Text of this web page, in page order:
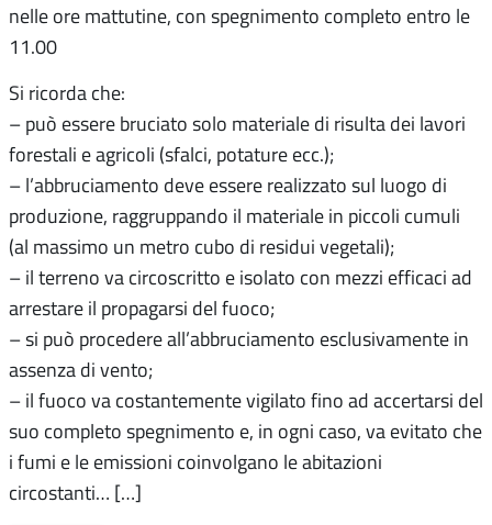
nelle ore mattutine, con spegnimento completo entro le
11.00
Si ricorda che:
– può essere bruciato solo materiale di risulta dei lavori
forestali e agricoli (sfalci, potature ecc.);
– l’abbruciamento deve essere realizzato sul luogo di
produzione, raggruppando il materiale in piccoli cumuli
(al massimo un metro cubo di residui vegetali);
– il terreno va circoscritto e isolato con mezzi efficaci ad
arrestare il propagarsi del fuoco;
– si può procedere all’abbruciamento esclusivamente in
assenza di vento;
– il fuoco va costantemente vigilato fino ad accertarsi del
suo completo spegnimento e, in ogni caso, va evitato che
i fumi e le emissioni coinvolgano le abitazioni
circostanti… […]